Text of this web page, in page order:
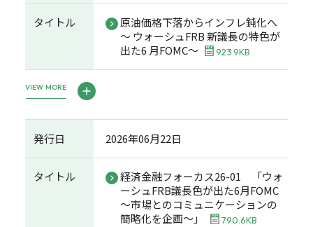
タイトル
原油価格下落からインフレ鈍化へ
～ ウォーシュFRB 新議長の特色が
出た6 月FOMC～
923.9KB
VIEW MORE
発行日 2026年06月22日
タイトル
経済金融フォーカス26-01 「ウォ
ーシュFRB議長色が出た6月FOMC
～市場とのコミュニケーションの
簡略化を企画～」
790.6KB